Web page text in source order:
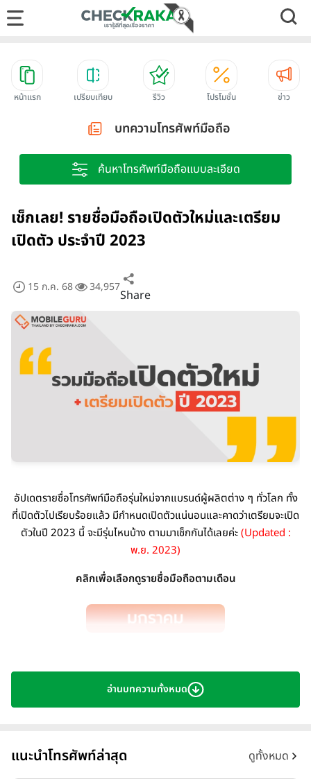
หน้าแรก เปรียบเทียบ รีวิว โปรโมชั่น ข่าว
บทความโทรศัพท์มือถือ
ค้นหาโทรศัพท์มือถือแบบละเอียด
เช็กเลย! รายชื่อมือถือเปิดตัวใหม่และเตรียม
เปิดตัว ประจำปี 2023
15 ก.ค. 68 34,957Share
อัปเดตรายชื่อโทรศัพท์มือถือรุ่นใหม่จากแบรนด์ผู้ผลิตต่าง ๆ ทั่วโลก ทั้ง
ที่เปิดตัวไปเรียบร้อยแล้ว มีกำหนดเปิดตัวแน่นอนและคาดว่าเตรียมจะเปิด
ตัวในปี 2023 นี้ จะมีรุ่นไหนบ้าง ตามมาเช็กกันได้เลยค่ะ(Updated :
พ.ย. 2023)
คลิกเพื่อเลือกดูรายชื่อมือถือตามเดือน
อ่านบทความทั้งหมด
แนะนำโทรศัพท์ล่าสุด ดูทั้งหมด